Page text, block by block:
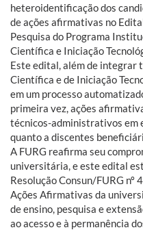
heteroidentificação dos
de ações afirmativas no
Pesquisa do Programa
Científica e Iniciação
Este edital, além de integrar
Científica e de Iniciação
em um processo
primeira vez, ações
técnicos-administrativos em
quanto a discentes
A FURG reafirma seu
universitária, e este edital
Resolução Consun/FURG
Ações Afirmativas da
de ensino, pesquisa e
ao acesso e à permanência